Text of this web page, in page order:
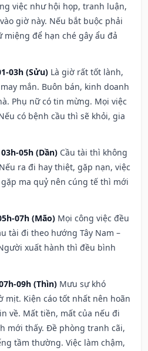
việc như hội họp, tranh luận,
giờ này. Nếu bắt buộc phải
để hạn ché gây ẩu đả
03h (Sửu) Là giờ rất tốt lành,
mắn. Buôn bán, kinh doanh
Phụ nữ có tin mừng. Mọi việc
có bệnh cầu thì sẽ khỏi, gia
05h (Dần) Cầu tài thì không
ra đi hay thiệt, gặp nạn, việc
ma quỷ nên cúng tế thì mới
07h (Mão) Mọi công việc đều
tài đi theo hướng Tây Nam –
xuất hành thì đều bình
09h (Thìn) Mưu sự khó
mịt. Kiện cáo tốt nhất nên hoãn
về. Mất tiền, mất của nếu đi
mới thấy. Đề phòng tranh cãi,
tầm thường. Việc làm chậm,